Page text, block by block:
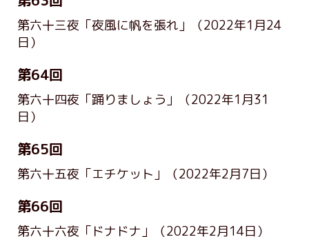
第六十三夜「夜風に帆を張れ」
（2022年1月24
日）
第64回
第六十四夜「踊りましょう」
（2022年1月31
日）
第65回
第六十五夜「エチケット」 （2022年2月7日）
第66回
第六十六夜「ドナドナ」 （2022年2月14日）